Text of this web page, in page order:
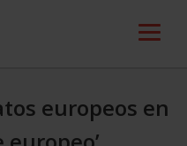
europeos en